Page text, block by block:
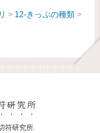
> 12-きっぷの種類 >
研究所
符研究所.